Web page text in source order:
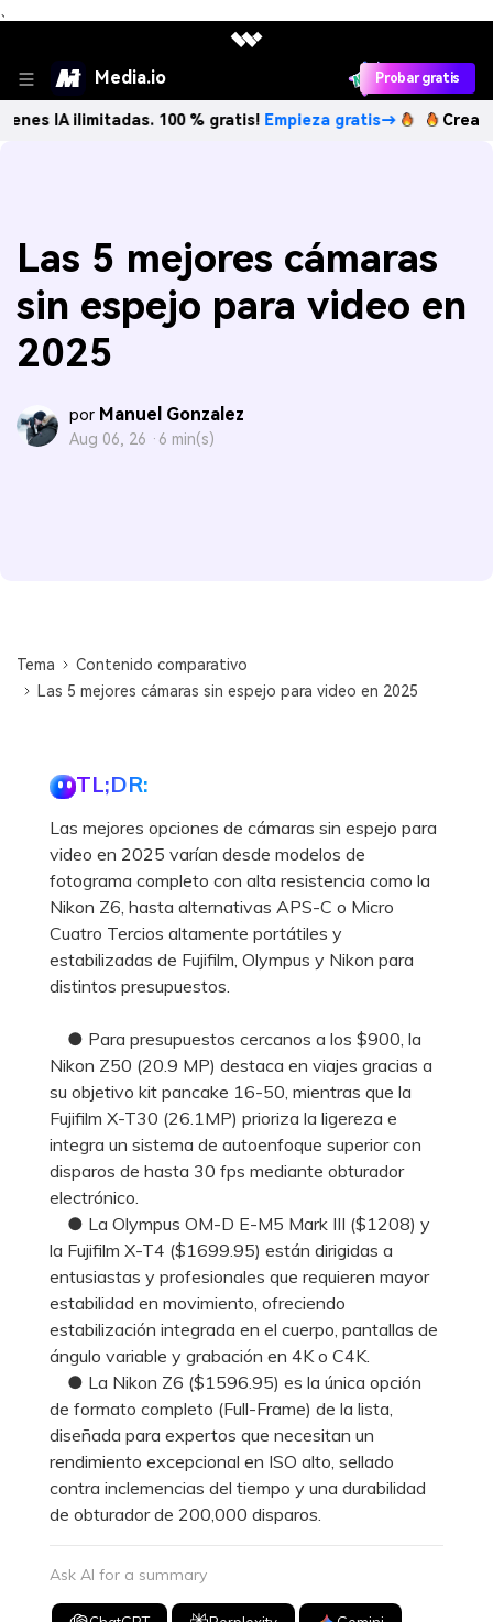
、
Media.io Probar gratis
100 % gratis!Empieza gratis→ Crea
Las 5 mejores cámaras
sin espejo para video en
2025
por Manuel Gonzalez
Aug 06, 26 · 6 min(s)
Tema
Contenido comparativo
Las 5 mejores cámaras sin espejo para video en 2025
TL;DR:
Las mejores opciones de cámaras sin espejo para
video en 2025 varían desde modelos de
fotograma completo con alta resistencia como la
Nikon Z6, hasta alternativas APS-C o Micro
Cuatro Tercios altamente portátiles y
estabilizadas de Fujifilm, Olympus y Nikon para
distintos presupuestos.
● Para presupuestos cercanos a los $900, la
Nikon Z50 (20.9 MP) destaca en viajes gracias a
su objetivo kit pancake 16-50, mientras que la
Fujifilm X-T30 (26.1MP) prioriza la ligereza e
integra un sistema de autoenfoque superior con
disparos de hasta 30 fps mediante obturador
electrónico.
● La Olympus OM-D E-M5 Mark III ($1208) y
la Fujifilm X-T4 ($1699.95) están dirigidas a
entusiastas y profesionales que requieren mayor
estabilidad en movimiento, ofreciendo
estabilización integrada en el cuerpo, pantallas de
ángulo variable y grabación en 4K o C4K.
● La Nikon Z6 ($1596.95) es la única opción
de formato completo (Full-Frame) de la lista,
diseñada para expertos que necesitan un
rendimiento excepcional en ISO alto, sellado
contra inclemencias del tiempo y una durabilidad
de obturador de 200,000 disparos.
Ask AI for a summary